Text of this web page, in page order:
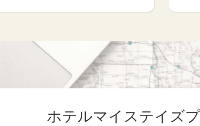
ホテルマイステイズ